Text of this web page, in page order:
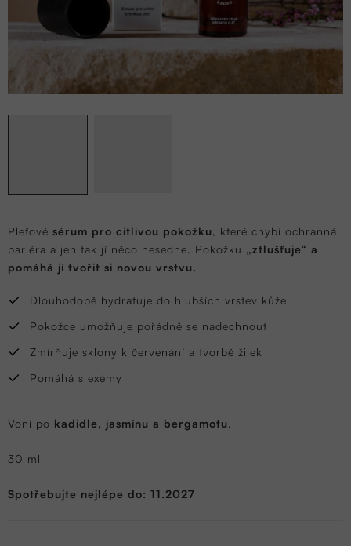
Pleťové sérum pro citlivou pokožku, které chybí ochranná
bariéra a jen tak jí něco nesedne. Pokožku „ztlušťuje“ a
pomáhá jí tvořit si novou vrstvu.
Dlouhodobě hydratuje do hlubších vrstev kůže
Pokožce umožňuje pořádně se nadechnout
Zmírňuje sklony k červenání a tvorbě žilek
Pomáhá s exémy
Voní po kadidle, jasmínu a bergamotu.
30 ml
Spotřebujte nejlépe do: 11.2027